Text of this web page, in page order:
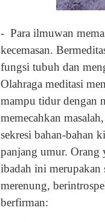
- Para ilmuwan
kecemasan.
fungsi tubuh dan
Olahraga meditasi
mampu tidur dengan
memecahkan
sekresi bahan-bahan
panjang umur. Orang
ibadah ini merupakan
merenung,
berfirman: